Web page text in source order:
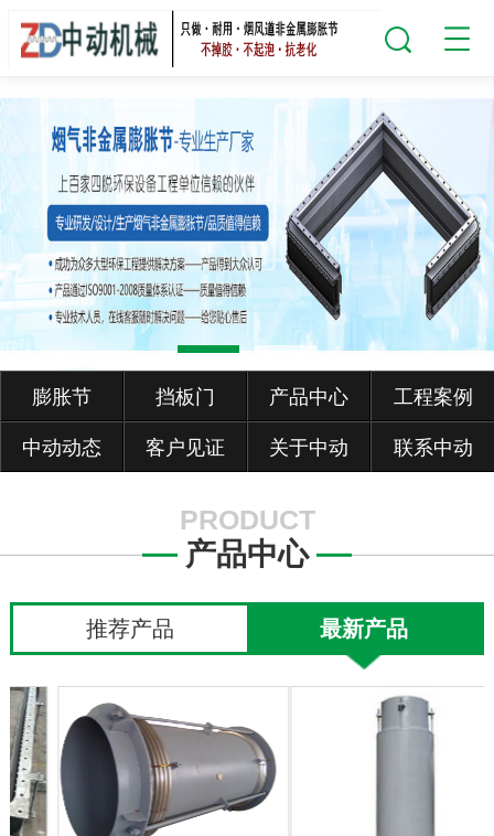
膨胀节 挡板门 产品中心 工程案例
中动动态 客户见证 关于中动 联系中动
PRODUCT
产品中心
推荐产品 最新产品